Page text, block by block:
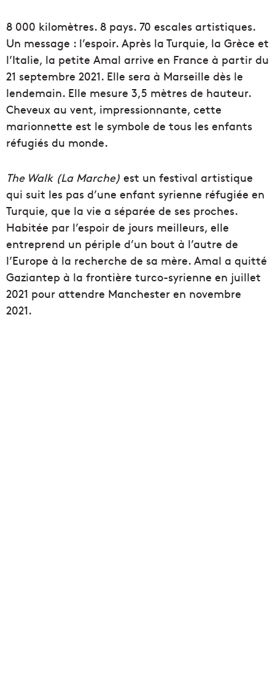
8 000 kilomètres. 8 pays. 70 escales artistiques.
Un message : l’espoir. Après la Turquie, la Grèce et
l’Italie, la petite Amal arrive en France à partir du
21 septembre 2021. Elle sera à Marseille dès le
lendemain. Elle mesure 3,5 mètres de hauteur.
Cheveux au vent, impressionnante, cette
marionnette est le symbole de tous les enfants
réfugiés du monde.
The Walk (La Marche) est un festival artistique
qui suit les pas d’une enfant syrienne réfugiée en
Turquie, que la vie a séparée de ses proches.
Habitée par l’espoir de jours meilleurs, elle
entreprend un périple d’un bout à l’autre de
l’Europe à la recherche de sa mère. Amal a quitté
Gaziantep à la frontière turco-syrienne en juillet
2021 pour attendre Manchester en novembre
2021.